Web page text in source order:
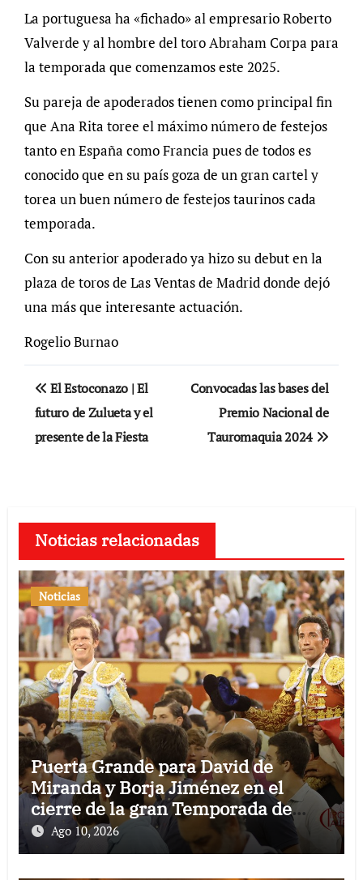
La portuguesa ha «fichado» al empresario Roberto
Valverde y al hombre del toro Abraham Corpa para
la temporada que comenzamos este 2025.
Su pareja de apoderados tienen como principal fin
que Ana Rita toree el máximo número de festejos
tanto en España como Francia pues de todos es
conocido que en su país goza de un gran cartel y
torea un buen número de festejos taurinos cada
temporada.
Con su anterior apoderado ya hizo su debut en la
plaza de toros de Las Ventas de Madrid donde dejó
una más que interesante actuación.
Rogelio Burnao
Navegación
de
entradas
El Estoconazo | El
futuro de Zulueta y el
presente de la Fiesta
Convocadas las bases del
Premio Nacional de
Tauromaquia 2024
Noticias relacionadas
Noticias
Puerta Grande para David de
Miranda y Borja Jiménez en el
cierre de la gran Temporada de
Verano de El Puerto
Ago 10, 2026